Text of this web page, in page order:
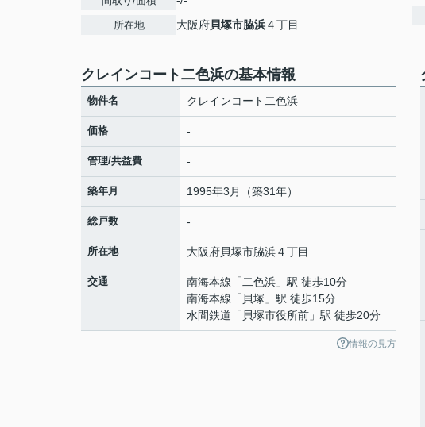
所在地 大阪府貝塚市脇浜４丁目
クレインコート二色浜の基本情報
物件名 クレインコート二色浜
価格 -
管理/共益費 -
築年月 1995年3月（築31年）
総戸数 -
所在地 大阪府貝塚市脇浜４丁目
交通 南海本線 「 二色浜 」駅 徒歩10分
南海本線 「 貝塚 」駅 徒歩15分
水間鉄道 「 貝塚市役所前 」駅 徒歩20分
情報の見方